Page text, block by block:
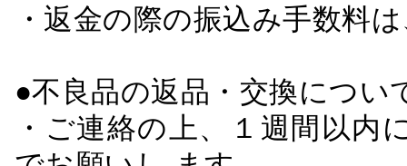
・返金の際の振込み手数料
●不良品の返品・交換につい
・ご連絡の上、１週間以